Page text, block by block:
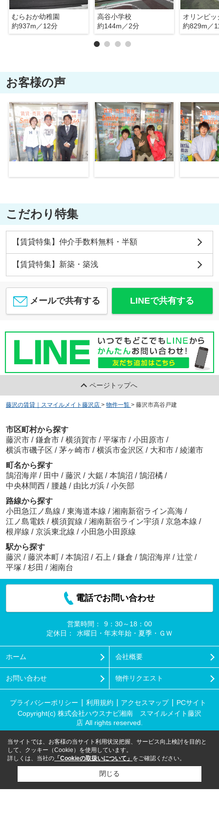
むらおか幼稚園
約937m／12分
高谷小学校
約144m／2分
オリンピッ
約829m／
お客様の声
こだわり特集
【賃貸特集】仲介手数料無料・半額
【賃貸特集】新築・築浅
メールで共有する LINEで共有する
ページトップへ
藤沢の賃貸｜スマイルメイト藤沢店 > 物件一覧 > 藤沢市高谷戸建
市区町村から探す
藤沢市 / 鎌倉市 / 横須賀市 / 平塚市 / 小田原市 /
横浜市磯子区 / 茅ヶ崎市 / 横浜市金沢区 / 大和市 / 綾瀬市
町名から探す
鵠沼海岸 / 田中 / 藤沢 / 大鋸 / 本鵠沼 / 鵠沼橘 /
中央林間西 / 腰越 / 由比ガ浜 / 小矢部
路線から探す
小田急江ノ島線 / 東海道本線 / 湘南新宿ライン高海 /
江ノ島電鉄 / 横須賀線 / 湘南新宿ライン宇須 / 京急本線 /
根岸線 / 京浜東北線 / 小田急小田原線
駅から探す
藤沢 / 藤沢本町 / 本鵠沼 / 石上 / 鎌倉 / 鵠沼海岸 / 辻堂 /
平塚 / 杉田 / 湘南台
電話でお問い合わせ
営業時間：
9：30～18：00
定休日：
水曜日・年末年始・夏季・ＧＷ
ホーム 会社概要
お問い合わせ 物件リクエスト
プライバシーポリシー 利用規約 アクセスマップ
PCサイト
Copyright(c) 株式会社ハウスナビ湘南 スマイルメイト藤沢
店 All rights reserved.
当サイトでは、お客様の当サイト利用状況把握、サービス向上検討を目的と
して、クッキー（Cookie）を使用しています。
詳しくは、当社の 「Cookieの取扱いについて」 をご確認ください。
閉じる